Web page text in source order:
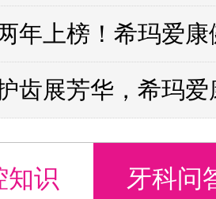
年上榜！希玛爱康
齿展芳华，希玛爱
知识 牙科问